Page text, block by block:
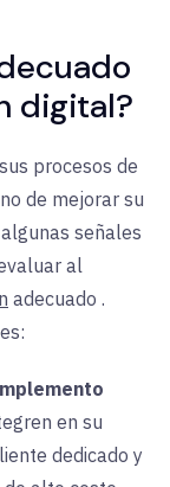
digital?
procesos de
de mejorar su
señales
al
adecuado .
en su
dedicado y